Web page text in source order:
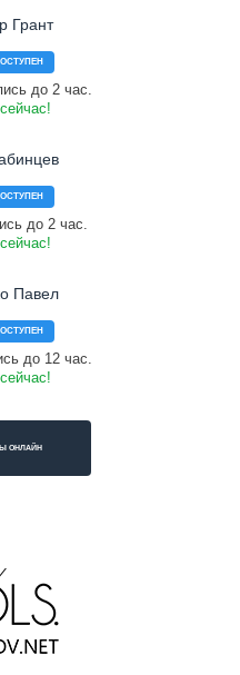
Грант
до 2 час.
до 2 час.
Павел
до 12 час.
ОНЛАЙН